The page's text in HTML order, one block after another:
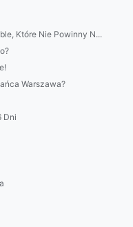
Które Nie Powinny N...
Warszawa?
Dni